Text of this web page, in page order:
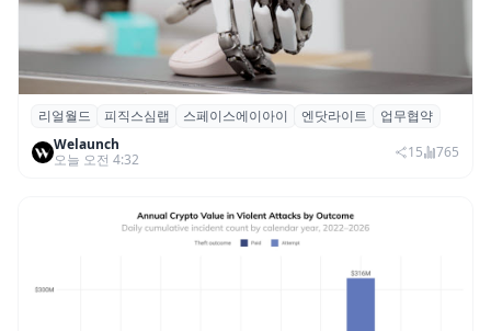
리얼월드, 로봇테크 스타트업 3곳과 손잡고
휴머노이드 표준 만든다
리얼월드 피직스심랩 스페이스에이아이 엔닷라이트
업무협약
Welaunch
오늘 오전 4:32
15 765